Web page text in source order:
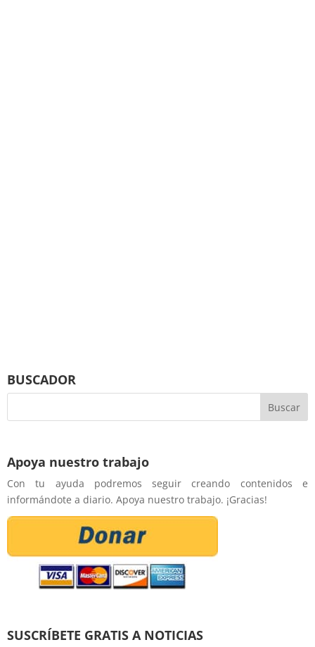
BUSCADOR
Apoya nuestro trabajo
Con tu ayuda podremos seguir creando contenidos e
informándote a diario. Apoya nuestro trabajo. ¡Gracias!
SUSCRÍBETE GRATIS A NOTICIAS